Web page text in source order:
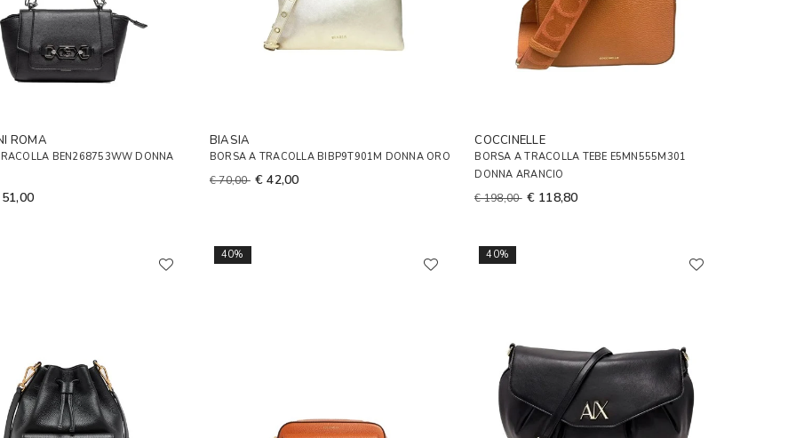
ROMA
BEN268753WW DONNA
BIASIA
BORSA A TRACOLLA BIBP9T901M DONNA ORO
€ 70,00 € 42,00
COCCINELLE
BORSA A TRACOLLA TEBE E5MN555M301
DONNA ARANCIO
€ 198,00 € 118,80
40% 40%